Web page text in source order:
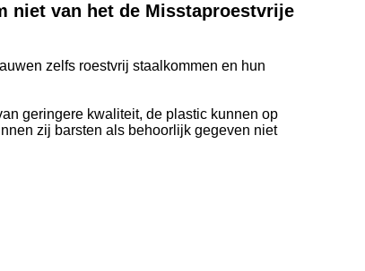
niet van het de Misstaproestvrije
zelfs roestvrij staalkommen en hun
geringere kwaliteit, de plastic kunnen op
zij barsten als behoorlijk gegeven niet